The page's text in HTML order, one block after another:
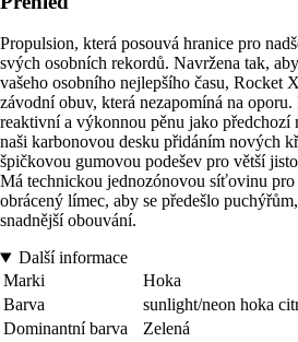
Propulsion, která posouvá hranice pro
svých osobních rekordů. Navržena tak,
vašeho osobního nejlepšího času, Rocket
závodní obuv, která nezapomíná na
reaktivní a výkonnou pěnu jako předchozí
naši karbonovou desku přidáním nových
špičkovou gumovou podešev pro větší
Má technickou jednozónovou síťovinu pro
obrácený límec, aby se předešlo
snadnější obouvání.
Další informace
Marki
Hoka
Barva
sunlight/neon hoka
Dominantní barva
Zelená